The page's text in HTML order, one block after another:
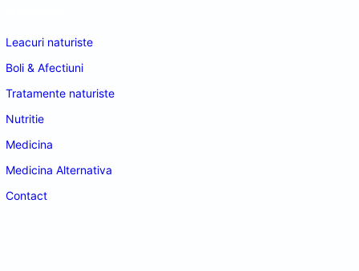
Leacuri naturiste
Boli & Afectiuni
Tratamente naturiste
Nutritie
Medicina
Medicina Alternativa
Contact